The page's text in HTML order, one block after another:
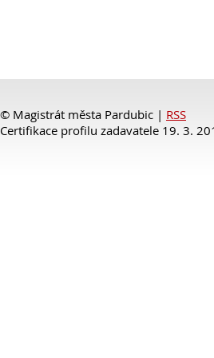
© Magistrát města Pardubic | RSS
Certifikace profilu zadavatele 19. 3.